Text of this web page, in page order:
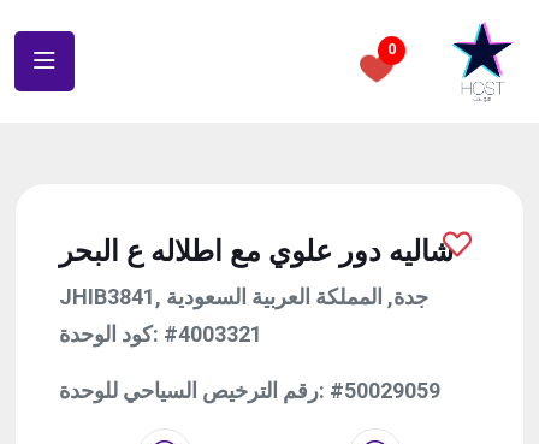
0
شاليه دور علوي مع اطلاله ع البحر
JHIB3841, جدة, المملكة العربية السعودية
كود الوحدة: #4003321
رقم الترخيص السياحي للوحدة: #50029059